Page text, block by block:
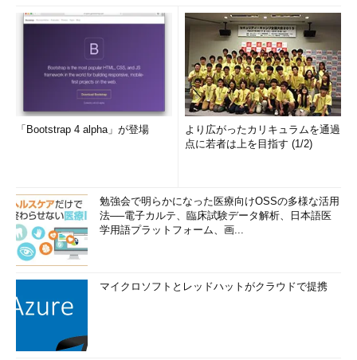
「Bootstrap 4 alpha」が登場
より広がったカリキュラムを通過
点に若者は上を目指す (1/2)
勉強会で明らかになった医療向けOSSの多様な活用
法──電子カルテ、臨床試験データ解析、日本語医
学用語プラットフォーム、画...
マイクロソフトとレッドハットがクラウドで提携